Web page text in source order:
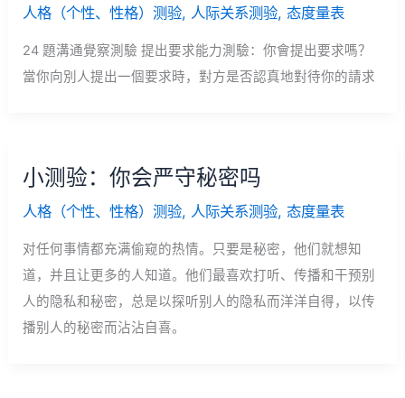
人格（个性、性格）测验, 人际关系测验, 态度量表
24 題溝通覺察測驗 提出要求能力測驗：你會提出要求嗎？
當你向別人提出一個要求時，對方是否認真地對待你的請求
小测验：你会严守秘密吗
人格（个性、性格）测验, 人际关系测验, 态度量表
对任何事情都充满偷窥的热情。只要是秘密，他们就想知
道，并且让更多的人知道。他们最喜欢打听、传播和干预别
人的隐私和秘密，总是以探听别人的隐私而洋洋自得，以传
播别人的秘密而沾沾自喜。